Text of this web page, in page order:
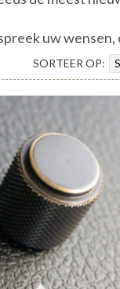
uw
SORTEER OP: